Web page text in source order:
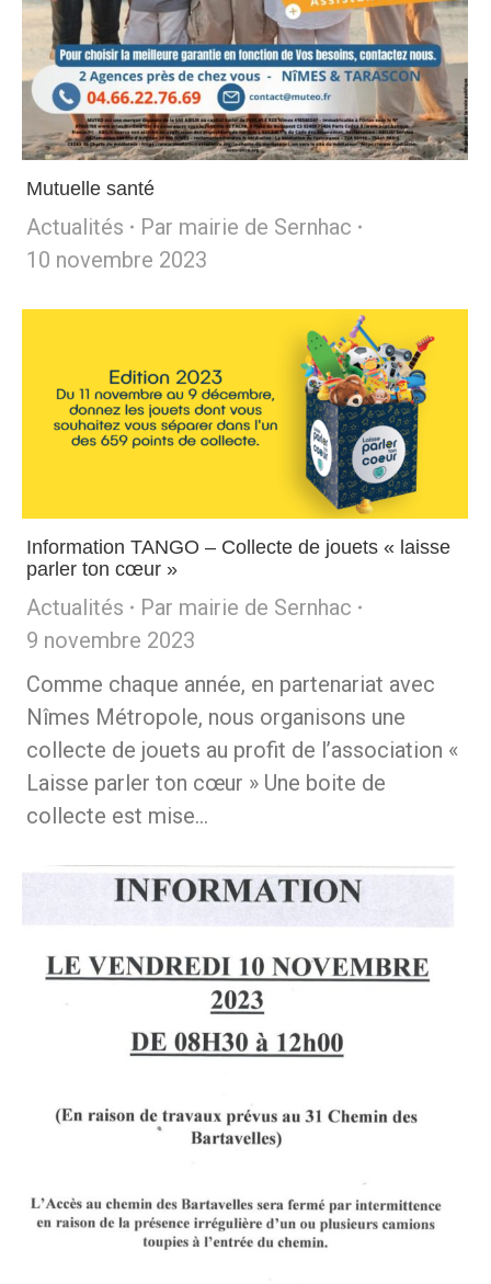
Mutuelle santé
Actualités Par mairie de Sernhac
10 novembre 2023
Information TANGO – Collecte de jouets « laisse
parler ton cœur »
Actualités Par mairie de Sernhac
9 novembre 2023
Comme chaque année, en partenariat avec
Nîmes Métropole, nous organisons une
collecte de jouets au profit de l’association «
Laisse parler ton cœur » Une boite de
collecte est mise…